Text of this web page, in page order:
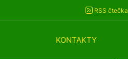
RSS čtečka
KONTAKTY